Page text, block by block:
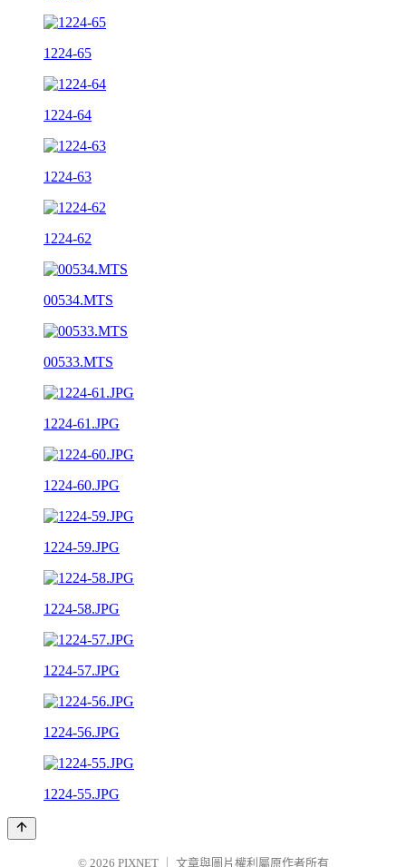
1224-65
1224-64
1224-63
1224-62
00534.MTS
00533.MTS
1224-61.JPG
1224-60.JPG
1224-59.JPG
1224-58.JPG
1224-57.JPG
1224-56.JPG
1224-55.JPG
© 2026 PIXNET 文章與圖片權利屬原作者所有